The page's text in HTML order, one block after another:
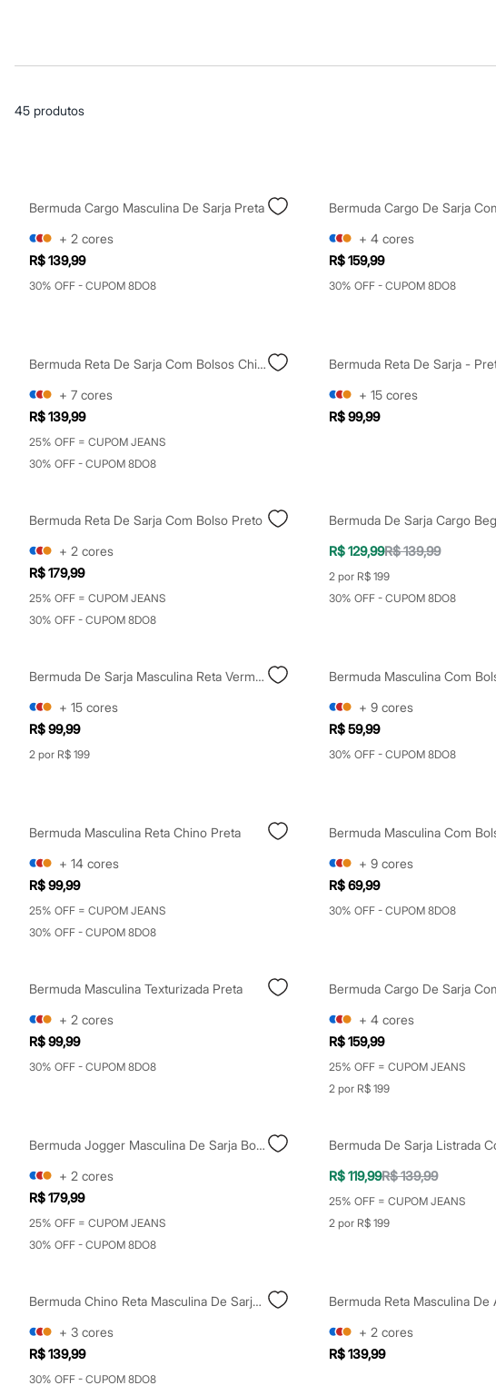
Shorts e Bermudas
Acessórios
Bolsas
Relógios
Calçados
Botas
Chinelos
Rasteirinhas
Sandálias
Clock House
Sawary
Yessica
Moda esportiva
Acessórios
Blusas
Shorts e Bermudas
Tops
Moda íntima
Calcinhas
Cintas e Modeladores
Meias
Sutiãs e Tops
Maiôs
Personagens
Plus size
Blusas e Camisetas
Calças
Vestidos
Masculino
Em alta
Dia dos Pais
Inverno
Novidades
Roupas
Calças
Casacos e Jaquetas
Jeans
Polos
Acessórios
Óculos
Calçados
Botas
Chinelos
Sapatos
Sandálias e Papetes
Acessórios
Bermudas
Camisetas
Calças
Calçados
Regatas
45 produtos
Bermuda Cargo Masculina De Sarja Preta
+ 2 cores
R$ 139,99
30% OFF - CUPOM 8DO8
+ 4 cores
R$ 159,99
30% OFF - CUPOM 8DO8
Bermuda Reta De Sarja Com Bolsos Chino Preto
+ 7 cores
R$ 139,99
25% OFF = CUPOM JEANS
30% OFF - CUPOM 8DO8
Bermuda Reta De Sarja -
+ 15 cores
R$ 99,99
Bermuda Reta De Sarja Com Bolso Preto
+ 2 cores
R$ 179,99
25% OFF = CUPOM JEANS
30% OFF - CUPOM 8DO8
Bermuda De Sarja Cargo
R$ 129,99R$ 139,99
2 por R$ 199
30% OFF - CUPOM 8DO8
Bermuda De Sarja Masculina Reta Vermelha
+ 15 cores
R$ 99,99
2 por R$ 199
Bermuda Masculina Com
+ 9 cores
R$ 59,99
30% OFF - CUPOM 8DO8
Bermuda Masculina Reta Chino Preta
+ 14 cores
R$ 99,99
25% OFF = CUPOM JEANS
30% OFF - CUPOM 8DO8
Bermuda Masculina Com
+ 9 cores
R$ 69,99
30% OFF - CUPOM 8DO8
Bermuda Masculina Texturizada Preta
+ 2 cores
R$ 99,99
30% OFF - CUPOM 8DO8
+ 4 cores
R$ 159,99
25% OFF = CUPOM JEANS
2 por R$ 199
Bermuda Jogger Masculina De Sarja Bolso Cargo Bege
+ 2 cores
R$ 179,99
25% OFF = CUPOM JEANS
30% OFF - CUPOM 8DO8
R$ 119,99R$ 139,99
25% OFF = CUPOM JEANS
2 por R$ 199
Bermuda Chino Reta Masculina De Sarja Preta
+ 3 cores
R$ 139,99
30% OFF - CUPOM 8DO8
+ 2 cores
R$ 139,99